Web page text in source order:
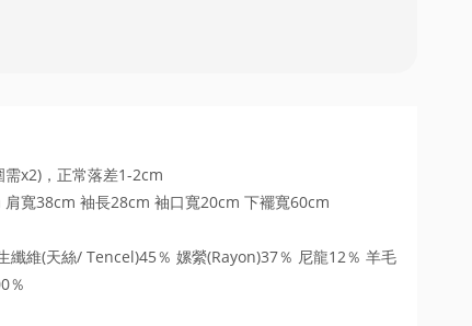
x2)，正常落差1-2cm
寬38cm 袖長28cm 袖口寬20cm 下襬寬60cm
纖維(天絲/ Tencel)45％ 嫘縈(Rayon)37％ 尼龍12％ 羊毛
％